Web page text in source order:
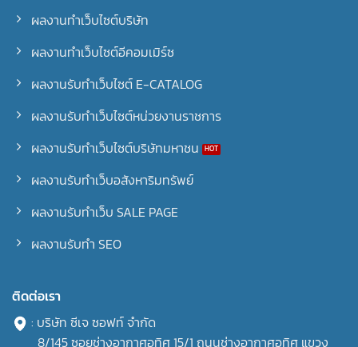
ผลงานทำเว็บไซต์บริษัท
ผลงานทำเว็บไซต์อีคอมเมิร์ซ
ผลงานรับทำเว็บไซต์ E-CATALOG
ผลงานรับทำเว็บไซต์หน่วยงานราชการ
ผลงานรับทำเว็บไซต์บริษัทมหาชน
ผลงานรับทำเว็บอสังหาริมทรัพย์
ผลงานรับทำเว็บ SALE PAGE
ผลงานรับทำ SEO
ติดต่อเรา
: บริษัท ซีเจ ซอฟท์ จำกัด
8/145 ซอยช่างอากาศอุทิศ 15/1 ถนนช่างอากาศอุทิศ แขวง